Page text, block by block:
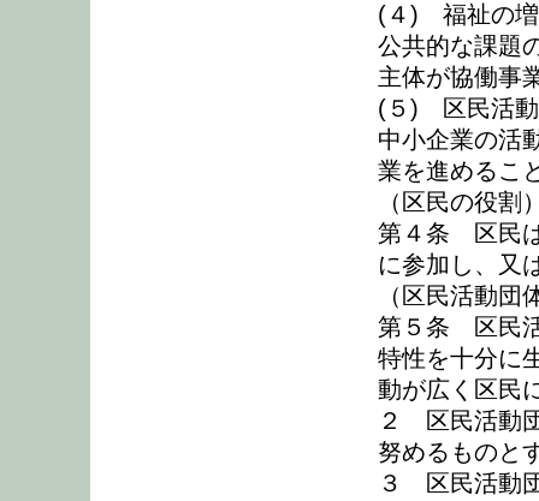
(４) 福祉の増
公共的な課題
主体が協働事
(５) 区民活動
中小企業の活
業を進めるこ
（区民の役割
第４条 区民
に参加し、又
（区民活動団
第５条 区民
特性を十分に
動が広く区民
２ 区民活動
努めるものと
３ 区民活動